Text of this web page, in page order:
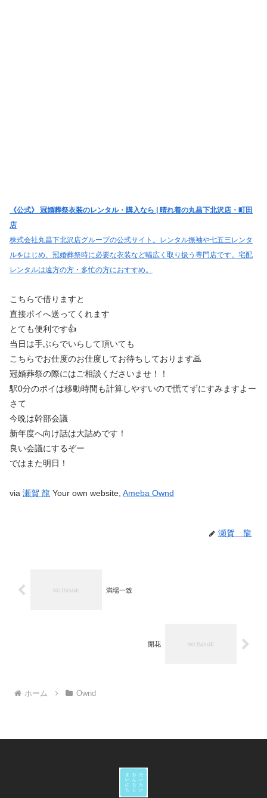
《公式》 冠婚葬祭衣装のレンタル・購入なら | 晴れ着の丸昌下北沢店・町田
店
株式会社丸昌下北沢店グループの公式サイト。レンタル振袖や七五三レンタ
ルをはじめ、冠婚葬祭時に必要な衣装など幅広く取り扱う専門店です。宅配
レンタルは遠方の方・多忙の方におすすめ。
こちらで借りますと
直接ポイへ送ってくれます
とても便利です👍
当日は手ぶらでいらして頂いても
こちらでお仕度のお仕度してお待ちしております🙇
冠婚葬祭の際にはご相談くださいませ！！
駅0分のポイは移動時間も計算しやすいので慌てずにすみますよー
さて
今晩は幹部会議
新年度へ向け話は大詰めです！
良い会議にするぞー
ではまた明日！
via 瀬賀 龍 Your own website, Ameba Ownd
瀬賀 龍
満場一致
開花
ホーム Ownd